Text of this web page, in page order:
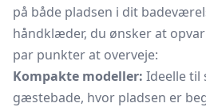
på både pladsen i dit
håndklæder, du ønsker at
par punkter at overveje:
Kompakte modeller: Ideelle til
gæstebade, hvor pladsen er